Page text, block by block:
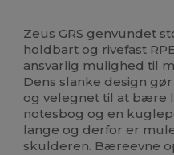
Zeus GRS genvundet
holdbart og rivefast
ansvarlig mulighed til
Dens slanke design
og velegnet til at bære
notesbog og en
lange og derfor er
skulderen. Bæreevne